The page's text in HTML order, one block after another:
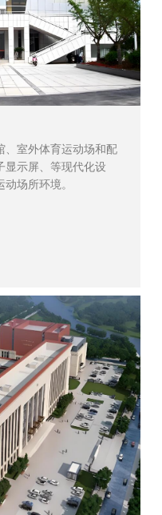
、室外体育运动场和配
显示屏、等现代化设
场所环境。